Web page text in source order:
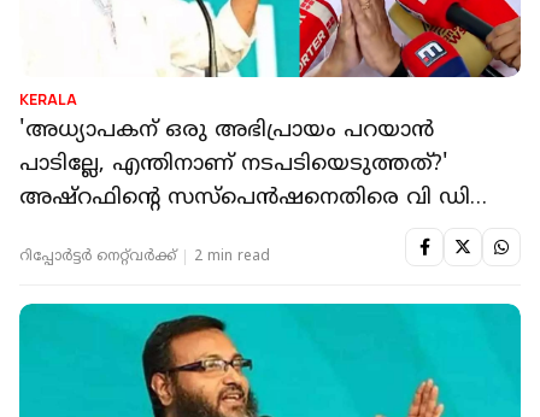
KERALA
'അധ്യാപകന് ഒരു അഭിപ്രായം പറയാൻ
പാടില്ലേ, എന്തിനാണ് നടപടിയെടുത്തത്?'
അഷ്‌റഫിന്റെ സസ്പെൻഷനെതിരെ വി ഡി
റിപ്പോർട്ടർ നെറ്റ്‌വര്‍ക്ക്‌ 2 min read